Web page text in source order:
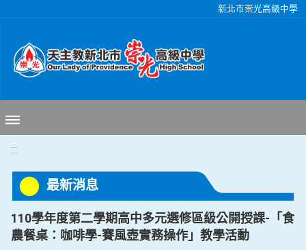
新北市崇光高級中學
:::
最新消息
110學年度第二學期高中多元選修區級公開授課-「食
農餐桌：咖啡學-賽風壺實務操作」教學活動